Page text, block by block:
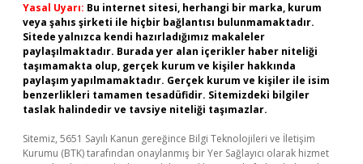
Yasal Uyarı: Bu internet sitesi, herhangi bir marka, kurum
veya şahıs şirketi ile hiçbir bağlantısı bulunmamaktadır.
Sitede yalnızca kendi hazırladığımız makaleler
paylaşılmaktadır. Burada yer alan içerikler haber niteliği
taşımamakta olup, gerçek kurum ve kişiler hakkında
paylaşım yapılmamaktadır. Gerçek kurum ve kişiler ile isim
benzerlikleri tamamen tesadüfidir. Sitemizdeki bilgiler
taslak halindedir ve tavsiye niteliği taşımazlar.
Sitemiz, 5651 Sayılı Kanun gereğince Bilgi Teknolojileri ve İletişim
Kurumu (BTK) tarafından onaylanmış bir Yer Sağlayıcı olarak hizmet